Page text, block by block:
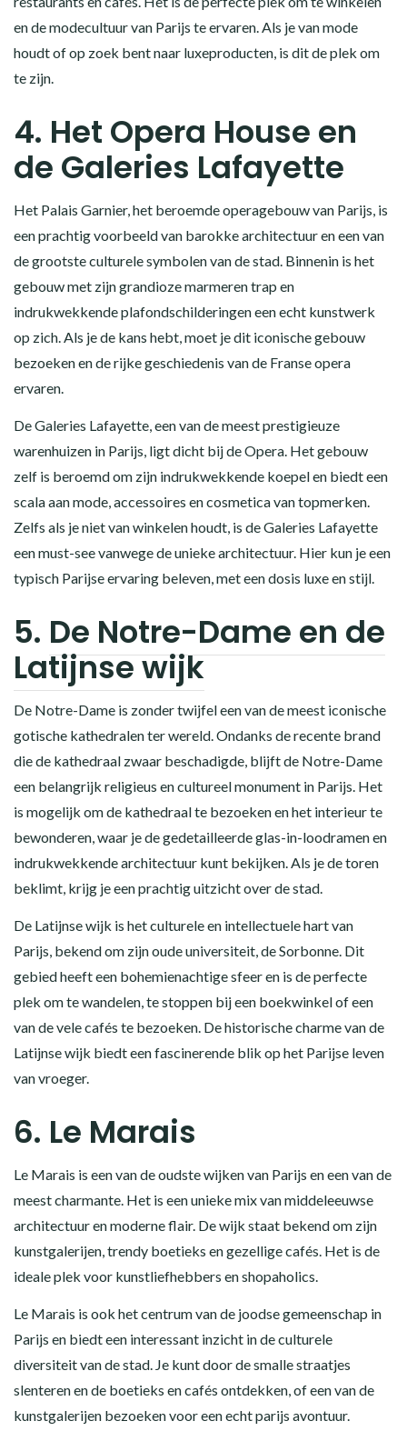
en de modecultuur van Parijs te ervaren. Als je van mode
houdt of op zoek bent naar luxeproducten, is dit de plek om
te zijn.
4. Het Opera House en
de Galeries Lafayette
Het Palais Garnier, het beroemde operagebouw van Parijs, is
een prachtig voorbeeld van barokke architectuur en een van
de grootste culturele symbolen van de stad. Binnenin is het
gebouw met zijn grandioze marmeren trap en
indrukwekkende plafondschilderingen een echt kunstwerk
op zich. Als je de kans hebt, moet je dit iconische gebouw
bezoeken en de rijke geschiedenis van de Franse opera
ervaren.
De Galeries Lafayette, een van de meest prestigieuze
warenhuizen in Parijs, ligt dicht bij de Opera. Het gebouw
zelf is beroemd om zijn indrukwekkende koepel en biedt een
scala aan mode, accessoires en cosmetica van topmerken.
Zelfs als je niet van winkelen houdt, is de Galeries Lafayette
een must-see vanwege de unieke architectuur. Hier kun je een
typisch Parijse ervaring beleven, met een dosis luxe en stijl.
5. De Notre-Dame en de
Latijnse wijk
De Notre-Dame is zonder twijfel een van de meest iconische
gotische kathedralen ter wereld. Ondanks de recente brand
die de kathedraal zwaar beschadigde, blijft de Notre-Dame
een belangrijk religieus en cultureel monument in Parijs. Het
is mogelijk om de kathedraal te bezoeken en het interieur te
bewonderen, waar je de gedetailleerde glas-in-loodramen en
indrukwekkende architectuur kunt bekijken. Als je de toren
beklimt, krijg je een prachtig uitzicht over de stad.
De Latijnse wijk is het culturele en intellectuele hart van
Parijs, bekend om zijn oude universiteit, de Sorbonne. Dit
gebied heeft een bohemienachtige sfeer en is de perfecte
plek om te wandelen, te stoppen bij een boekwinkel of een
van de vele cafés te bezoeken. De historische charme van de
Latijnse wijk biedt een fascinerende blik op het Parijse leven
van vroeger.
6. Le Marais
Le Marais is een van de oudste wijken van Parijs en een van de
meest charmante. Het is een unieke mix van middeleeuwse
architectuur en moderne flair. De wijk staat bekend om zijn
kunstgalerijen, trendy boetieks en gezellige cafés. Het is de
ideale plek voor kunstliefhebbers en shopaholics.
Le Marais is ook het centrum van de joodse gemeenschap in
Parijs en biedt een interessant inzicht in de culturele
diversiteit van de stad. Je kunt door de smalle straatjes
slenteren en de boetieks en cafés ontdekken, of een van de
kunstgalerijen bezoeken voor een echt parijs avontuur.